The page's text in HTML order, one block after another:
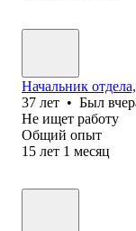
Начальник
37 лет • Был
Не ищет работу
Общий опыт
15 лет 1 месяц